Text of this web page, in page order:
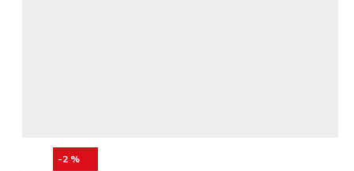
-2 %